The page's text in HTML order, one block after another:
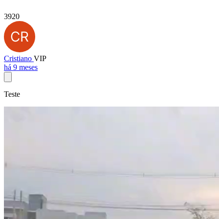
3920
Cristiano VIP
há 9 meses
Teste